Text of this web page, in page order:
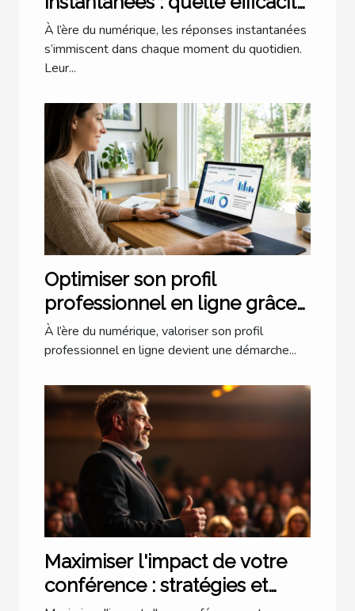
dans notre quotidien ?
À l’ère du numérique, les réponses instantanées
s’immiscent dans chaque moment du quotidien.
Leur...
Optimiser son profil
professionnel en ligne grâce
à l'IA
À l’ère du numérique, valoriser son profil
professionnel en ligne devient une démarche...
Maximiser l'impact de votre
conférence : stratégies et